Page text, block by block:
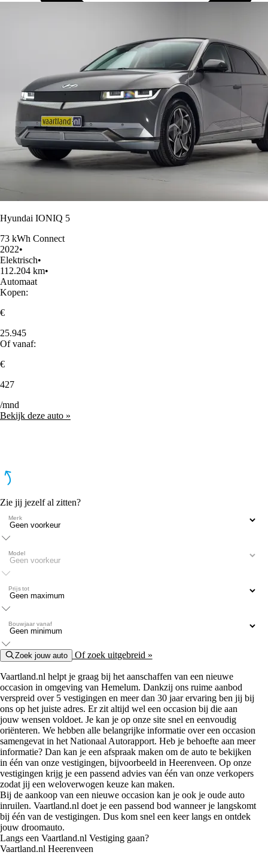
Hyundai IONIQ 5
73 kWh Connect
2022•
Elektrisch•
112.204 km•
Automaat
Kopen:
€
25.945
Of vanaf:
€
427
/mnd
Bekijk deze auto »
Zie jij jezelf al zitten?
Merk
Model
Prijs tot
Bouwjaar vanaf
Zoek jouw auto Of zoek uitgebreid »
Vaartland.nl helpt je graag bij het aanschaffen van een nieuwe
occasion in omgeving van Hemelum. Dankzij ons ruime aanbod
verspreid over 5 vestigingen en meer dan 30 jaar ervaring ben jij bij
ons op het juiste adres. Er zit altijd wel een occasion bij die aan
jouw wensen voldoet. Je kan je op onze site snel en eenvoudig
oriënteren. We hebben alle belangrijke informatie over een occasion
samengevat in het Nationaal Autorapport. Heb je behoefte aan meer
informatie? Dan kan je een afspraak maken om de auto te bekijken
in één van onze vestigingen, bijvoorbeeld in Heerenveen. Op onze
vestigingen krijg je een passend advies van één van onze verkopers
zodat jij een weloverwogen keuze kan maken.
Bij de aankoop van een nieuwe occasion kan je ook je oude auto
inruilen. Vaartland.nl doet je een passend bod wanneer je langskomt
bij één van de vestigingen. Dus kom snel een keer langs en ontdek
jouw droomauto.
Langs een Vaartland.nl Vestiging gaan?
Vaartland.nl Heerenveen